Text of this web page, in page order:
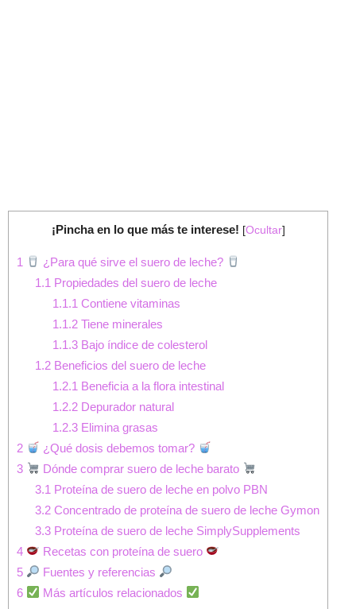
¡Pincha en lo que más te interese! [Ocultar]
1
¿Para qué sirve el suero de leche?
1.1 Propiedades del suero de leche
1.1.1 Contiene vitaminas
1.1.2 Tiene minerales
1.1.3 Bajo índice de colesterol
1.2Beneficios del suero de leche
1.2.1 Beneficia a la flora intestinal
1.2.2 Depurador natural
1.2.3 Elimina grasas
2
¿Qué dosis debemos tomar?
3
Dónde comprar suero de leche barato
3.1 Proteína de suero de leche en polvo PBN
3.2Concentrado de proteína de suero de leche Gymon
3.3Proteína de suero de leche SimplySupplements
4
Recetas con proteína de suero
5
Fuentes y referencias
6
Más artículos relacionados